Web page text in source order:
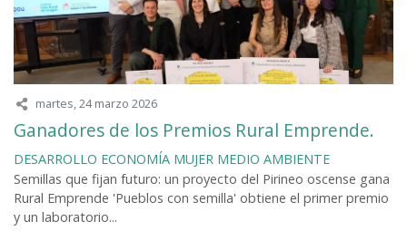
martes, 24 marzo 2026
Ganadores de los Premios Rural Emprende.
DESARROLLO ECONOMÍA MUJER MEDIO AMBIENTE
Semillas que fijan futuro: un proyecto del Pirineo oscense gana
Rural Emprende 'Pueblos con semilla' obtiene el primer premio
y un laboratorio...